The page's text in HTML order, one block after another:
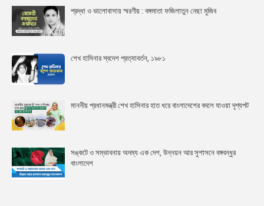
শ্রদ্ধা ও ভালোবাসায় স্মরণীয় : বঙ্গমাতা ফজিলাতুন নেছা মুজিব
শেখ হাসিনার স্বদেশ প্রত্যাবর্তন, ১৯৮১
মাননীয় প্রধানমন্ত্রী শেখ হাসিনার হাত ধরে বাংলাদেশের বদলে যাওয়া দৃশ্যপট
সঙ্কটে ও সম্ভাবনায় অদম্য এক দেশ, উন্নয়ন আর সুশাসনে বঙ্গবন্ধুর
বাংলাদেশ